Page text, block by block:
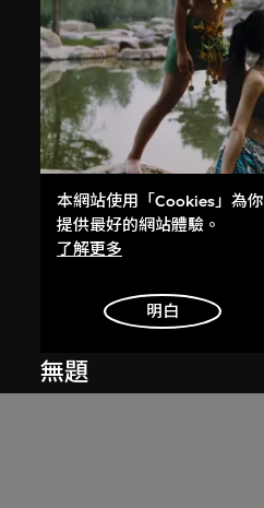
無題
本網站使用「Cookies」為你
提供最好的網站體驗。
了解更多
明白